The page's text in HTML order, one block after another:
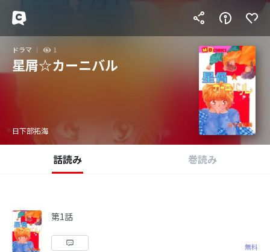
ドラマ 1
星屑☆カーニバル
日下部拓海
話読み 巻読み
第1話
無料